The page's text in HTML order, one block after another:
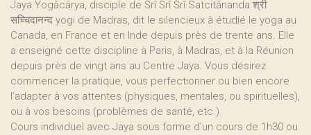
Jaya Yogācārya, disciple de Śrī Śrī Śrī Satcitānanda श्री
सच्चिदानन्द yogi de Madras, dit le silencieux à étudié le yoga au
Canada, en France et en Inde depuis près de trente ans. Elle
a enseigné cette discipline à Paris, à Madras, et à la Réunion
depuis près de vingt ans au Centre Jaya. Vous désirez
commencer la pratique, vous perfectionner ou bien encore
l’adapter à vos attentes (physiques, mentales, ou spirituelles),
ou à vos besoins (problèmes de santé, etc.).
Cours individuel avec Jaya sous forme d’un cours de 1h30 ou